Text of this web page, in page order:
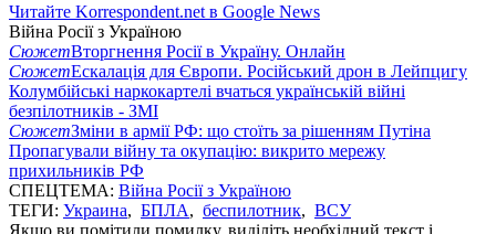
Читайте Korrespondent.net в Google News
Війна Росії з Україною
СюжетВторгнення Росії в Україну. Онлайн
СюжетЕскалація для Європи. Російський дрон в Лейпцигу
Колумбійські наркокартелі вчаться українській війні
безпілотників - ЗМІ
СюжетЗміни в армії РФ: що стоїть за рішенням Путіна
Пропагували війну та окупацію: викрито мережу
прихильників РФ
СПЕЦТЕМА: Війна Росії з Україною
ТЕГИ: Украина, БПЛА, беспилотник, ВСУ
Якщо ви помітили помилку, виділіть необхідний текст і